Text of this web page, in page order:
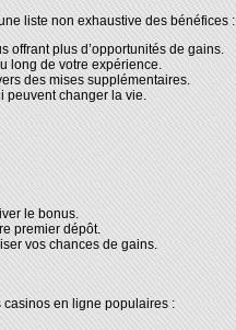
liste non exhaustive des bénéfices :
offrant plus d’opportunités de gains.
long de votre expérience.
des mises supplémentaires.
peuvent changer la vie.
le bonus.
premier dépôt.
vos chances de gains.
casinos en ligne populaires :